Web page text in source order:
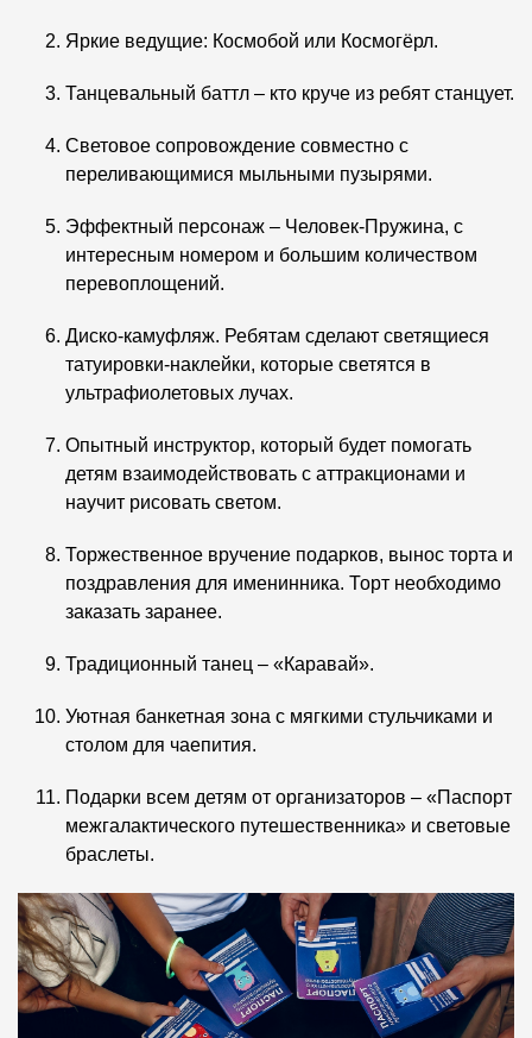
Яркие ведущие: Космобой или Космогёрл.
Танцевальный баттл – кто круче из ребят станцует.
Световое сопровождение совместно с
переливающимися мыльными пузырями.
Эффектный персонаж – Человек-Пружина, с
интересным номером и большим количеством
перевоплощений.
Диско-камуфляж. Ребятам сделают светящиеся
татуировки-наклейки, которые светятся в
ультрафиолетовых лучах.
Опытный инструктор, который будет помогать
детям взаимодействовать с аттракционами и
научит рисовать светом.
Торжественное вручение подарков, вынос торта и
поздравления для именинника. Торт необходимо
заказать заранее.
Традиционный танец – «Каравай».
Уютная банкетная зона с мягкими стульчиками и
столом для чаепития.
Подарки всем детям от организаторов – «Паспорт
межгалактического путешественника» и световые
браслеты.